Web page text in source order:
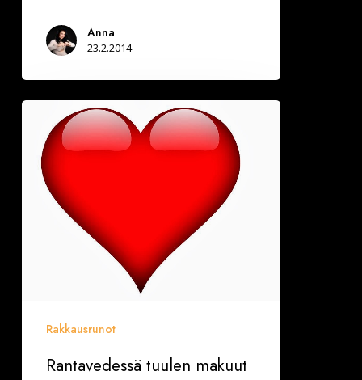
Anna
23.2.2014
Rantavedessä
tuulen
makuut
Rakkausrunot
Rantavedessä tuulen makuut